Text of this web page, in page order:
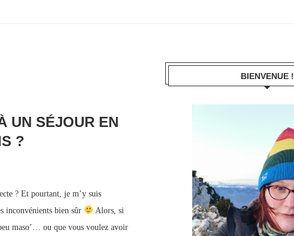
UN SÉJOUR EN
?
? Et pourtant, je m’y suis
inconvénients bien sûr
Alors, si
maso’… ou que vous voulez avoir
BIENVENUE !